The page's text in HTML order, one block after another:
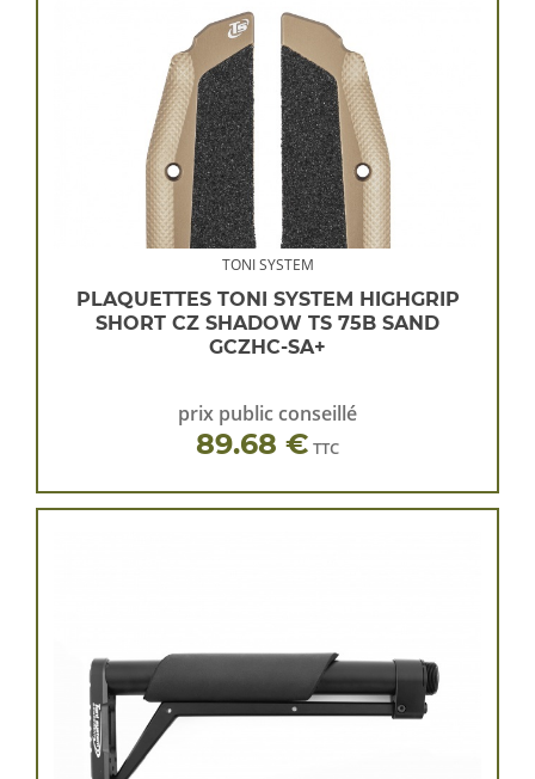
TONI SYSTEM
PLAQUETTES TONI SYSTEM HIGHGRIP
SHORT CZ SHADOW TS 75B SAND
GCZHC-SA+
prix public conseillé
89.68 € TTC